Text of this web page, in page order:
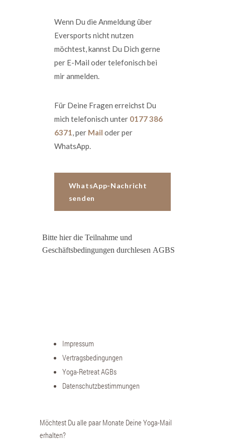
Wenn Du die Anmeldung über
Eversports nicht nutzen
möchtest, kannst Du Dich gerne
per E-Mail oder telefonisch bei
mir anmelden.
Für Deine Fragen erreichst Du
mich telefonisch unter 0177 386
6371, per Mail oder per
WhatsApp.
WhatsApp-Nachricht
senden
Bitte hier die Teilnahme und
Geschäftsbedingungen durchlesen AGBS
Impressum
Vertragsbedingungen
Yoga-Retreat AGBs
Datenschutzbestimmungen
Möchtest Du alle paar Monate Deine Yoga-Mail
erhalten?